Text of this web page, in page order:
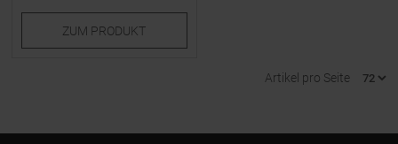
ZUM PRODUKT
Artikel pro Seite